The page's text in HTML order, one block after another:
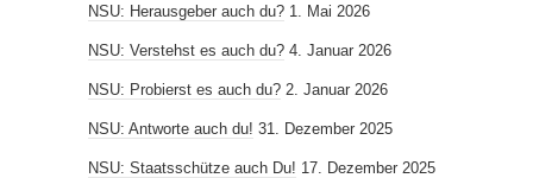
NSU: Herausgeber auch du? 1. Mai 2026
NSU: Verstehst es auch du? 4. Januar 2026
NSU: Probierst es auch du? 2. Januar 2026
NSU: Antworte auch du! 31. Dezember 2025
NSU: Staatsschütze auch Du! 17. Dezember 2025